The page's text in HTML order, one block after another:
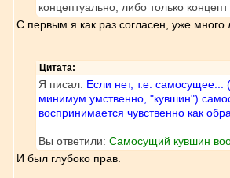
концептуально, либо только
С первым я как раз согласен, уже много
Цитата:
Я писал: Если нет, т.е.
минимум умственно, "кувшин")
воспринимается чувственно как
Вы ответили: Самосущий кувшин
И был глубоко прав.